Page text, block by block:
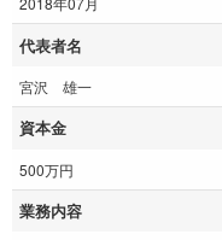
代表者名
宮沢 雄一
資本金
500万円
業務内容